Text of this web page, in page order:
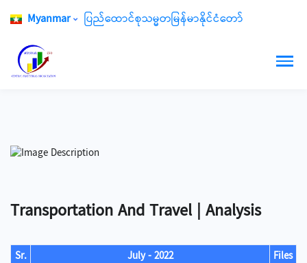
Myanmar ပြည်ထောင်စုသမ္မတမြန်မာနိုင်ငံတော်
Transportation And Travel | Analysis
Sr. July - 2022
Files